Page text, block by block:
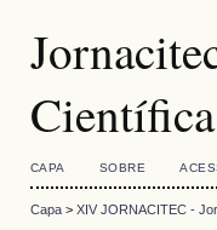
CAPA SOBRE
Capa> XIV JORNACITEC -